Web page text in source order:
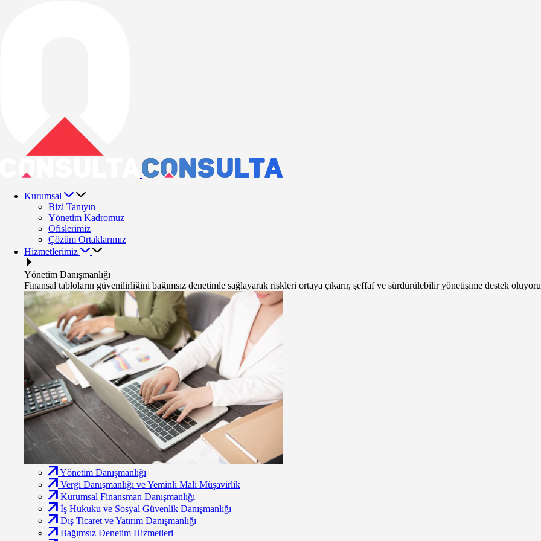
Kurumsal
Bizi Tanıyın
Yönetim Kadromuz
Ofislerimiz
Çözüm Ortaklarımız
Hizmetlerimiz
Yönetim Danışmanlığı
Finansal tabloların güvenilirliğini bağımsız denetimle sağlayarak riskleri ortaya çıkarır, şeffaf ve sürdürülebilir yönetişime destek
Yönetim Danışmanlığı
Vergi Danışmanlığı ve Yeminli Mali Müşavirlik
Kurumsal Finansman Danışmanlığı
İş Hukuku ve Sosyal Güvenlik Danışmanlığı
Dış Ticaret ve Yatırım Danışmanlığı
Bağımsız Denetim Hizmetleri